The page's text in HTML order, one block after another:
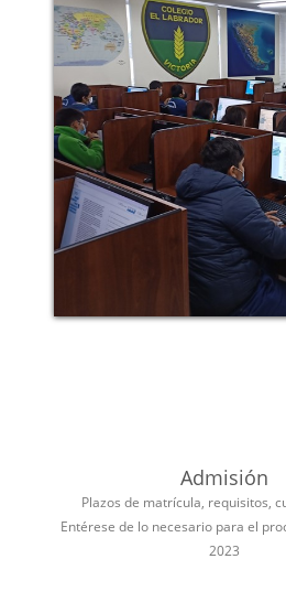
Admisión
Plazos de matrícula, requisitos,
Entérese de lo necesario para el
2023